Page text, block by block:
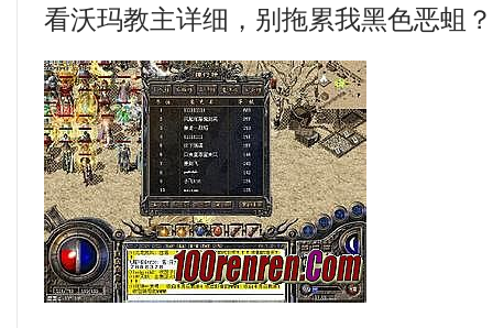
看沃玛教主详细，别拖累我黑色恶蛆？